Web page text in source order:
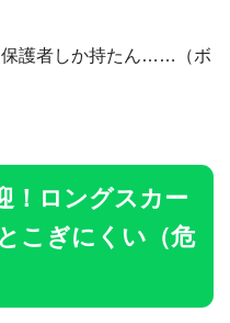
保護者しか持たん……（ボ
！ロングスカー
こぎにくい（危